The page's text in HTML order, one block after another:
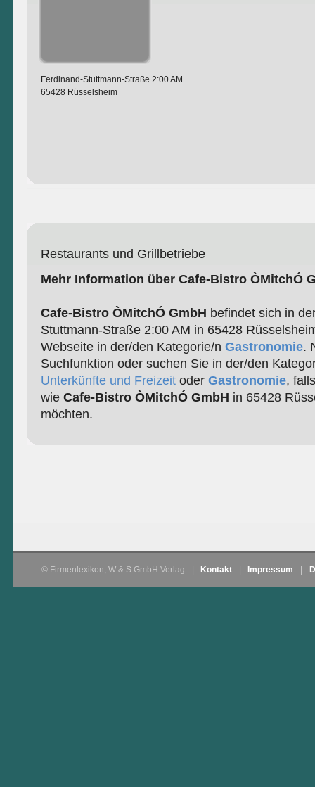
Ferdinand-Stuttmann-Straße 2:00 AM
65428 Rüsselsheim
Restaurants und Grillbetriebe
Mehr Information über Cafe-Bistro ÒMitchÓ
Cafe-Bistro ÒMitchÓ GmbH befindet sich in
Stuttmann-Straße 2:00 AM in 65428
Webseite in der/den Kategorie/n Gastronomie.
Suchfunktion oder suchen Sie in der/den
Unterkünfte und Freizeitoder Gastronomie,
wie Cafe-Bistro ÒMitchÓ GmbH in 65428
möchten.
© Firmenlexikon, W & S GmbH Verlag Kontakt Impressum